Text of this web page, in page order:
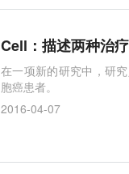
Cell：描述两种治
在一项新的研究中，研
胞癌患者。
2016-04-07